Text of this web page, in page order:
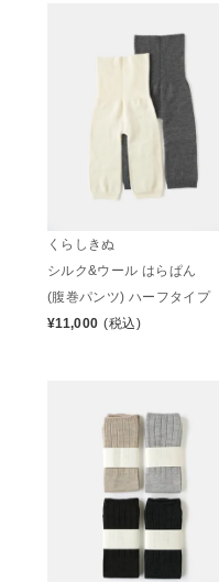
くらしきぬ
シルク&ウール はらぱん
(腹巻パンツ) ハーフタイプ
¥11,000 (税込)